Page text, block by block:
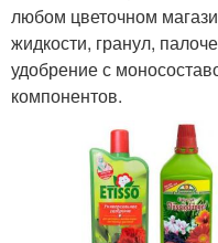
любом цветочном
жидкости, гранул,
удобрение с
компонентов.